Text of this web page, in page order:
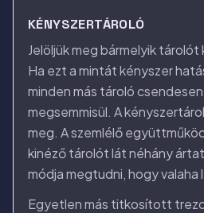
KÉNYSZERTÁROLÓ
Jelöljük meg bármelyik
Ha ezt a mintát kényszer
minden más tároló
megsemmisül. A
meg. A szemlélő
kinéző tárolót lát néhány
módja megtudni, hogy
Egyetlen más titkosított